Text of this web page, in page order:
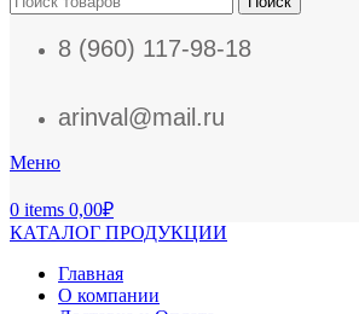
8 (960) 117-98-18
arinval@mail.ru
Меню
0 items 0,00₽
КАТАЛОГ ПРОДУКЦИИ
Главная
О компании